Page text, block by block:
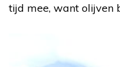
tijd mee, want olijven